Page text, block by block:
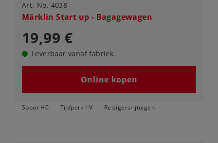
Art.-No. 4038
Märklin Start up - Bagagewagen
19,99 €
Leverbaar vanaf fabriek.
Online kopen
Spoor H0 Tijdperk I-V Reizigersrijtuigen